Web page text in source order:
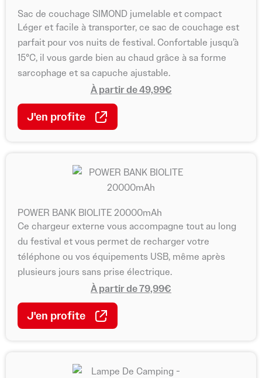
Sac de couchage SIMOND jumelable et compact
Léger et facile à transporter, ce sac de couchage est
parfait pour vos nuits de festival. Confortable jusqu’à
15°C, il vous garde bien au chaud grâce à sa forme
sarcophage et sa capuche ajustable.
J'en profite
À partir de 49,99€
POWER BANK BIOLITE 20000mAh
Ce chargeur externe vous accompagne tout au long
du festival et vous permet de recharger votre
téléphone ou vos équipements USB, même après
plusieurs jours sans prise électrique.
J'en profite
À partir de 79,99€